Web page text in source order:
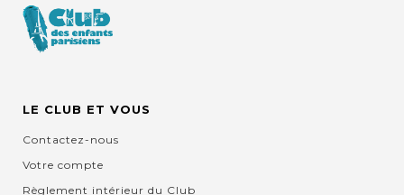
LE CLUB ET VOUS
Contactez-nous
Votre compte
Règlement intérieur du Club